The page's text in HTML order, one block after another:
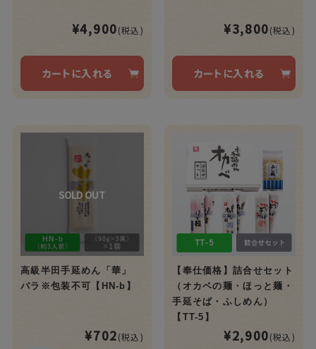
¥4,900(税込)
カートに入れる
¥3,800(税込)
カートに入れる
高級半田手延めん「華」
バラ※包装不可【HN-b】
¥702(税込)
【奉仕価格】詰合せセット
（オカベの麺・ほっと麺・
手延そば・ふしめん）
【TT-5】
¥2,900(税込)